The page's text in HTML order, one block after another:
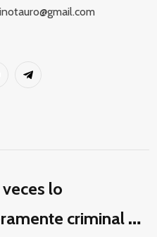
Telegram
lo
criminal es